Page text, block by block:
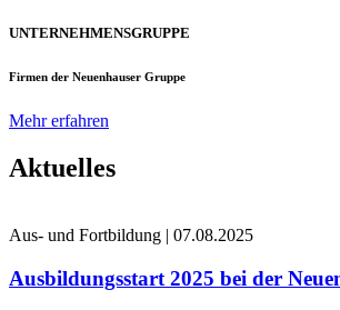
UNTERNEHMENSGRUPPE
Firmen der Neuenhauser Gruppe
Mehr erfahren
Aktuelles
Aus- und Fortbildung | 07.08.2025
Ausbildungsstart 2025 bei der